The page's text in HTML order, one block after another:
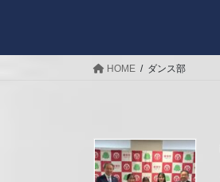
HOME ダンス部